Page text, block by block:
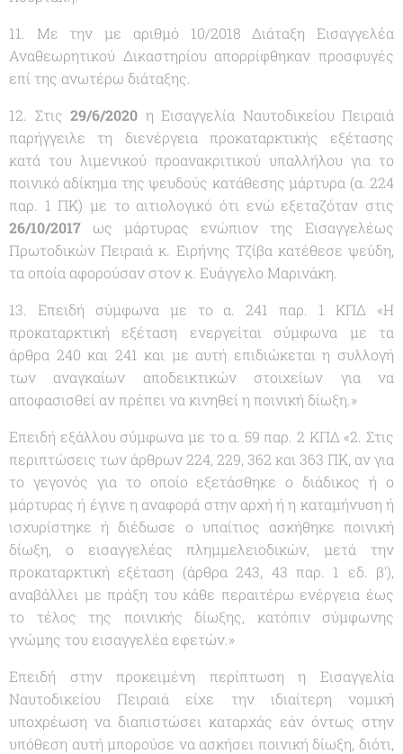
11. Με την με αριθμό 10/2018 Διάταξη Εισαγγελέα
Αναθεωρητικού Δικαστηρίου απορρίφθηκαν προσφυγές
επί της ανωτέρω διάταξης.
12. Στις 29/6/2020 η Εισαγγελία Ναυτοδικείου Πειραιά
παρήγγειλε τη διενέργεια προκαταρκτικής εξέτασης
κατά του λιμενικού προανακριτικού υπαλλήλου για το
ποινικό αδίκημα της ψευδούς κατάθεσης μάρτυρα (α. 224
παρ. 1 ΠΚ) με το αιτιολογικό ότι ενώ εξεταζόταν στις
26/10/2017 ως μάρτυρας ενώπιον της Εισαγγελέως
Πρωτοδικών Πειραιά κ. Ειρήνης Τζίβα κατέθεσε ψεύδη,
τα οποία αφορούσαν στον κ. Ευάγγελο Μαρινάκη.
13. Επειδή σύμφωνα με το α. 241 παρ. 1 ΚΠΔ «Η
προκαταρκτική εξέταση ενεργείται σύμφωνα με τα
άρθρα 240 και 241 και με αυτή επιδιώκεται η συλλογή
των αναγκαίων αποδεικτικών στοιχείων για να
αποφασισθεί αν πρέπει να κινηθεί η ποινική δίωξη.»
Επειδή εξάλλου σύμφωνα με το α. 59 παρ. 2 ΚΠΔ «2. Στις
περιπτώσεις των άρθρων 224, 229, 362 και 363 ΠΚ, αν για
το γεγονός για το οποίο εξετάσθηκε ο διάδικος ή ο
μάρτυρας ή έγινε η αναφορά στην αρχή ή η καταμήνυση ή
ισχυρίστηκε ή διέδωσε ο υπαίτιος ασκήθηκε ποινική
δίωξη, ο εισαγγελέας πλημμελειοδικών, μετά την
προκαταρκτική εξέταση (άρθρα 243, 43 παρ. 1 εδ. β'),
αναβάλλει με πράξη του κάθε περαιτέρω ενέργεια έως
το τέλος της ποινικής δίωξης, κατόπιν σύμφωνης
γνώμης του εισαγγελέα εφετών.»
Επειδή στην προκειμένη περίπτωση η Εισαγγελία
Ναυτοδικείου Πειραιά είχε την ιδιαίτερη νομική
υποχρέωση να διαπιστώσει καταρχάς εάν όντως στην
υπόθεση αυτή μπορούσε να ασκήσει ποινική δίωξη, διότι,